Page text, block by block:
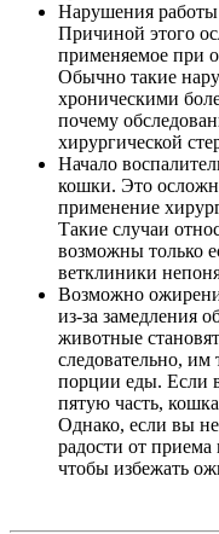
Нарушения работы
Причиной этого
применяемое при
Обычно такие
хроническими
почему
хирургической
Начало
кошки. Это
применение
Такие случаи
возможны только
ветклиники
Возможно
из-за замедления
животные
следовательно,
порции еды. Если
пятую часть,
Однако, если вы
радости от
чтобы избежать